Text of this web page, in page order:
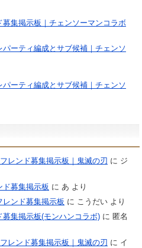
募集掲示板｜チェンソーマンコラボ
パーティ編成とサブ候補｜チェンソ
パーティ編成とサブ候補｜チェンソ
レンド募集掲示板｜鬼滅の刃 に ジ
ド募集掲示板 に あ より
レンド募集掲示板 に こうだいより
募集掲示板(モンハンコラボ)に 匿名
レンド募集掲示板｜鬼滅の刃 に イ